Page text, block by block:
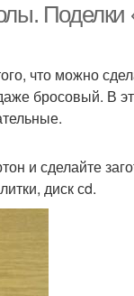
Поделки из
Поделки в
что можно
бросовый. В
и сделайте
диск сd.